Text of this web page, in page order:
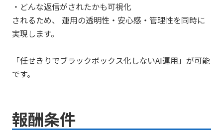
・どんな返信がされたかも可視化
されるため、 運用の透明性・安心感・管理性を同時に
実現します。
「任せきりでブラックボックス化しないAI運用」が可能
です。
報酬条件